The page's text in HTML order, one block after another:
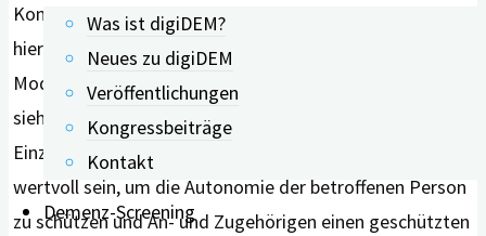
Was ist digiDEM?
Neues zu digiDEM
Veröffentlichungen
Kongressbeiträge
Kontakt
Demenz-Screening
Kommunikation. Die Untersuchung unterscheidet
hierbei zwei Ansätze: Während beim kollaborativen
Modell alle Beteiligten gemeinsam beraten werden,
sieht der trennende Ansatz vorbereitende
Einzelgespräche vor. Dieser Weg kann besonders
wertvoll sein, um die Autonomie der betroffenen Person
zu schützen und An- und Zugehörigen einen geschützten